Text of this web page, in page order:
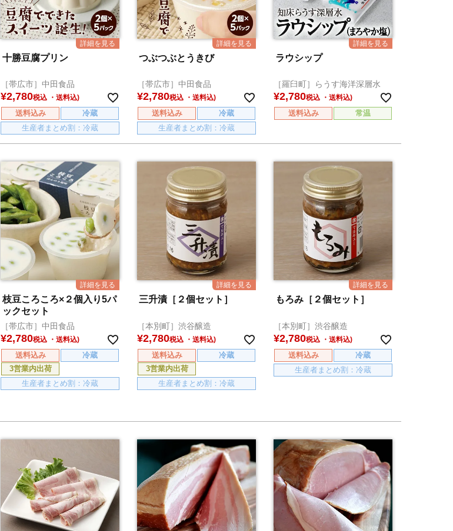
十勝豆腐プリン
［帯広市］中田食品
¥2,780税込
送料込み
冷蔵
生産者まとめ割：冷蔵
つぶつぶとうきび
［帯広市］中田食品
¥2,780税込
送料込み
冷蔵
生産者まとめ割：冷蔵
ラウシップ
［羅臼町］らうす海洋深層水
¥2,780税込
送料込み 常温
枝豆ころころ×２個入り5パ
ックセット
［帯広市］中田食品
¥2,780税込
送料込み
冷蔵
3営業内出荷
生産者まとめ割：冷蔵
三升漬［２個セット］
［本別町］渋谷醸造
¥2,780税込
送料込み
冷蔵
3営業内出荷
生産者まとめ割：冷蔵
もろみ［２個セット］
［本別町］渋谷醸造
¥2,780税込
送料込み
冷蔵
生産者まとめ割：冷蔵